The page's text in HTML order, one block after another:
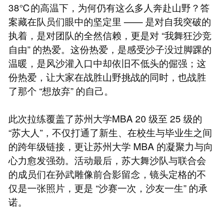
38℃的高温下，为何仍有这么多人奔赴山野？答
案藏在队员们眼中的坚定里 —— 是对自我突破的
执着，是对团队的全然信赖，更是对 “我舞狂沙竞
自由” 的热爱。这份热爱，是感受沙子没过脚踝的
温暖，是风沙灌入口中却依旧不低头的倔强；这
份热爱，让大家在战胜山野挑战的同时，也战胜
了那个 “想放弃” 的自己。
此次拉练覆盖了苏州大学MBA 20 级至 25 级的
“苏大人”，不仅打通了新生、在校生与毕业生之间
的跨年级链接，更让苏州大学 MBA 的凝聚力与向
心力愈发强劲。活动最后，苏大舞沙队与联合会
的成员们在孙武雕像前合影留念，镜头定格的不
仅是一张照片，更是 “沙赛一次，沙友一生” 的承
诺。